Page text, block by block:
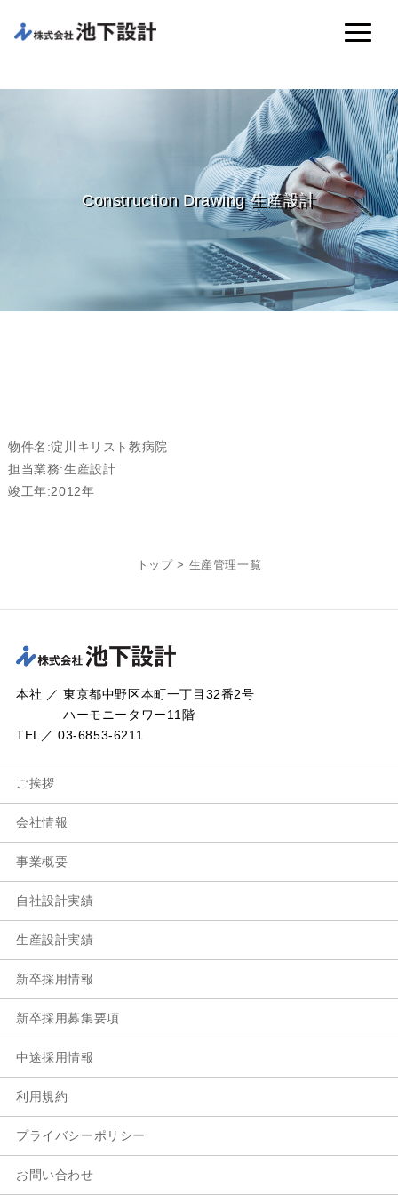
Construction Drawing 生産設計
物件名:淀川キリスト教病院
担当業務:生産設計
竣工年:2012年
トップ > 生産管理一覧
本社 ／ 東京都中野区本町一丁目32番2号
ハーモニータワー11階
TEL／ 03-6853-6211
ご挨拶
会社情報
事業概要
自社設計実績
生産設計実績
新卒採用情報
新卒採用募集要項
中途採用情報
利用規約
プライバシーポリシー
お問い合わせ